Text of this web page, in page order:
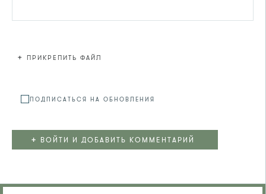
+ ПРИКРЕПИТЬ ФАЙЛ
ПОДПИСАТЬСЯ НА ОБНОВЛЕНИЯ
+ ВОЙТИ И ДОБАВИТЬ КОММЕНТАРИЙ